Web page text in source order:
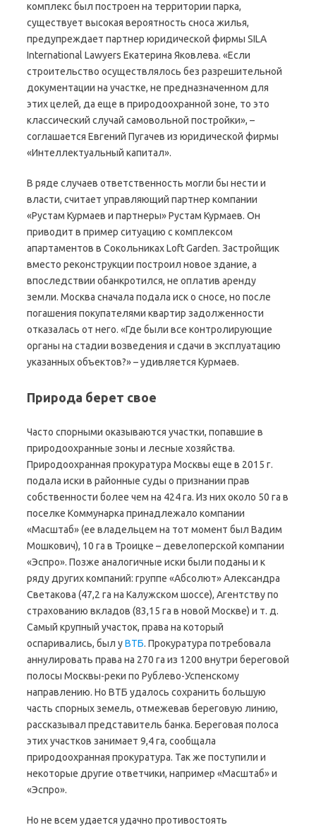
комплекс был построен на территории парка,
существует высокая вероятность сноса жилья,
предупреждает партнер юридической фирмы SILA
International Lawyers Екатерина Яковлева. «Если
строительство осуществлялось без разрешительной
документации на участке, не предназначенном для
этих целей, да еще в природоохранной зоне, то это
классический случай самовольной постройки», –
соглашается Евгений Пугачев из юридической фирмы
«Интеллектуальный капитал».
В ряде случаев ответственность могли бы нести и
власти, считает управляющий партнер компании
«Рустам Курмаев и партнеры» Рустам Курмаев. Он
приводит в пример ситуацию с комплексом
апартаментов в Сокольниках Loft Garden. Застройщик
вместо реконструкции построил новое здание, а
впоследствии обанкротился, не оплатив аренду
земли. Москва сначала подала иск о сносе, но после
погашения покупателями квартир задолженности
отказалась от него. «Где были все контролирующие
органы на стадии возведения и сдачи в эксплуатацию
указанных объектов?» – удивляется Курмаев.
Природа берет свое
Часто спорными оказываются участки, попавшие в
природоохранные зоны и лесные хозяйства.
Природоохранная прокуратура Москвы еще в 2015 г.
подала иски в районные суды о признании прав
собственности более чем на 424 га. Из них около 50 га в
поселке Коммунарка принадлежало компании
«Масштаб» (ее владельцем на тот момент был Вадим
Мошкович), 10 га в Троицке – девелоперской компании
«Эспро». Позже аналогичные иски были поданы и к
ряду других компаний: группе «Абсолют» Александра
Светакова (47,2 га на Калужском шоссе), Агентству по
страхованию вкладов (83,15 га в новой Москве) и т. д.
Самый крупный участок, права на который
оспаривались, был уВТБ. Прокуратура потребовала
аннулировать права на 270 га из 1200 внутри береговой
полосы Москвы-реки по Рублево-Успенскому
направлению. Но ВТБ удалось сохранить большую
часть спорных земель, отмежевав береговую линию,
рассказывал представитель банка. Береговая полоса
этих участков занимает 9,4 га, сообщала
природоохранная прокуратура. Так же поступили и
некоторые другие ответчики, например «Масштаб» и
«Эспро».
Но не всем удается удачно противостоять